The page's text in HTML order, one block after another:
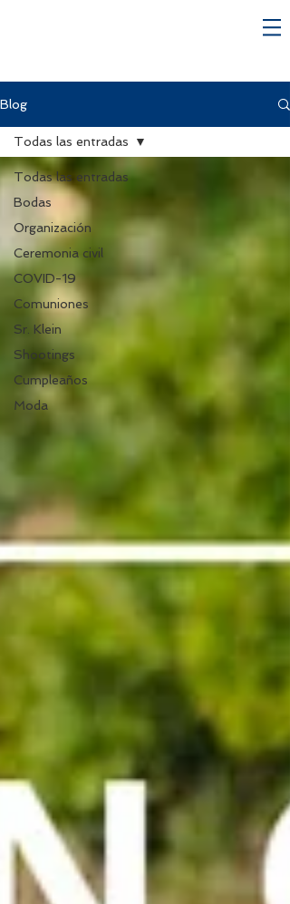
Blog
Todas las entradas
Bodas
Organización
Ceremonia civil
COVID-19
Comuniones
Sr. Klein
Shootings
Cumpleaños
Moda
Todas las entradas